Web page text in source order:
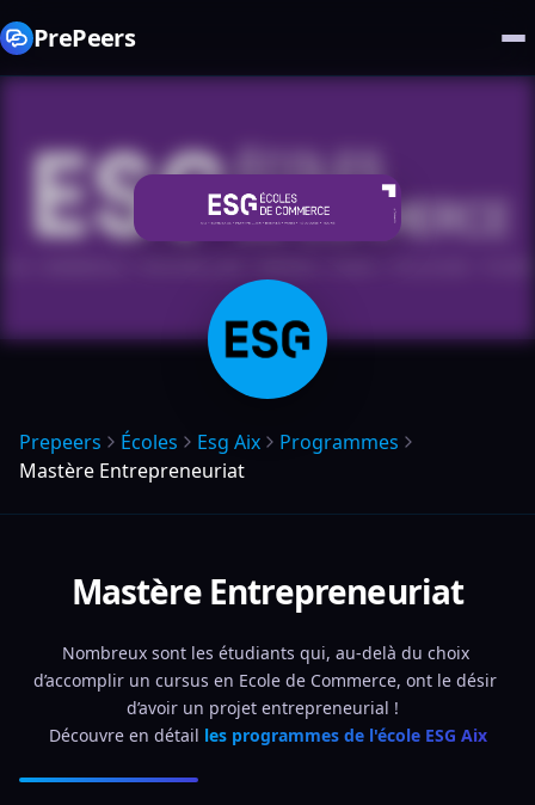
PrePeers
Prepeers Écoles Esg Aix
Programmes
Mastère Entrepreneuriat
Mastère Entrepreneuriat
Nombreux sont les étudiants qui, au-delà du choix
d’accomplir un cursus en Ecole de Commerce, ont le désir
d’avoir un projet entrepreneurial !
Découvre en détail les programmes de l'école ESG Aix